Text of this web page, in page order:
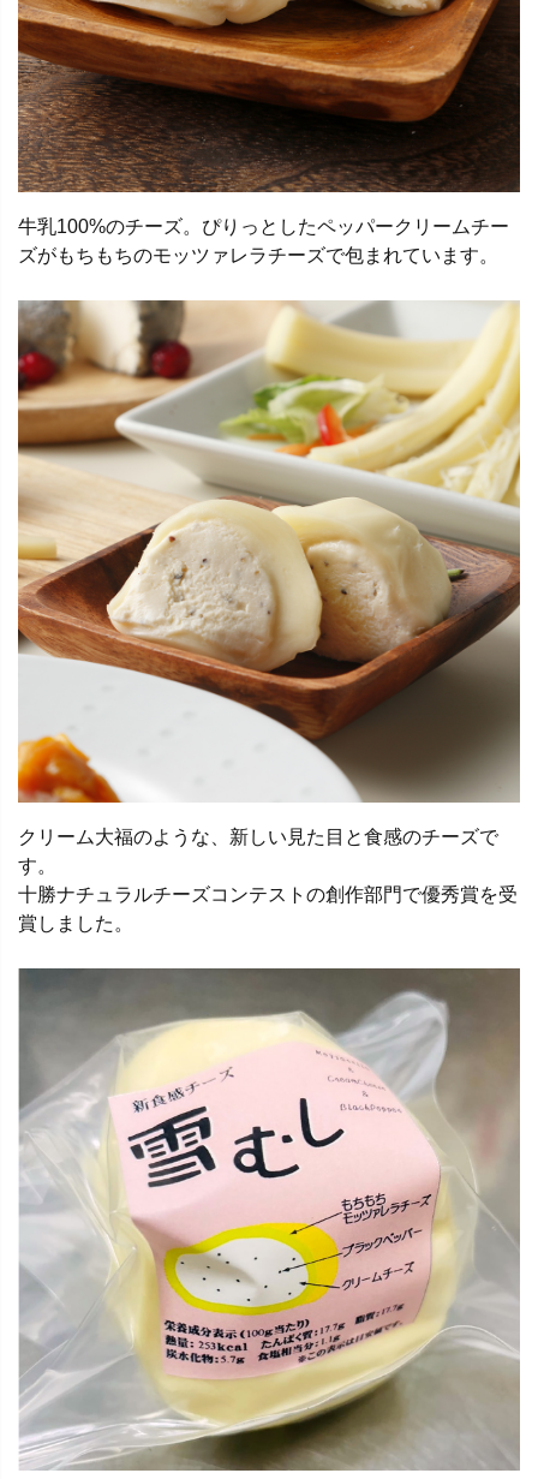
牛乳100%のチーズ。ぴりっとしたペッパークリームチー
ズがもちもちのモッツァレラチーズで包まれています。
クリーム大福のような、新しい見た目と食感のチーズで
す。
十勝ナチュラルチーズコンテストの創作部門で優秀賞を受
賞しました。